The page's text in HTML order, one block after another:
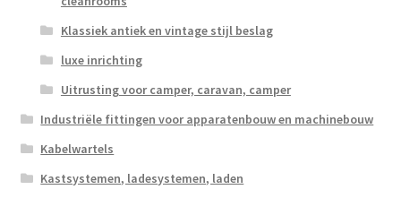
Klassiek antiek en vintage stijl beslag
luxe inrichting
Uitrusting voor camper, caravan, camper
Industriële fittingen voor apparatenbouw en machinebouw
Kabelwartels
Kastsystemen, ladesystemen, laden